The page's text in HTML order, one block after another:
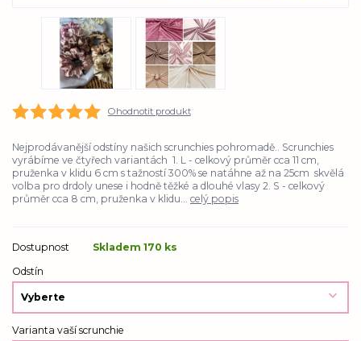
Ohodnotit produkt
Nejprodávanější odstíny našich scrunchies pohromadě.. Scrunchies
vyrábíme ve čtyřech variantách 1. L - celkový průměr cca 11 cm,
pruženka v klidu 6 cm s tažností 300% se natáhne až na 25cm skvělá
volba pro drdoly unese i hodně těžké a dlouhé vlasy 2. S - celkový
průměr cca 8 cm, pruženka v klidu... celý popis
Dostupnost
Skladem 170 ks
Odstín
Varianta vaší scrunchie